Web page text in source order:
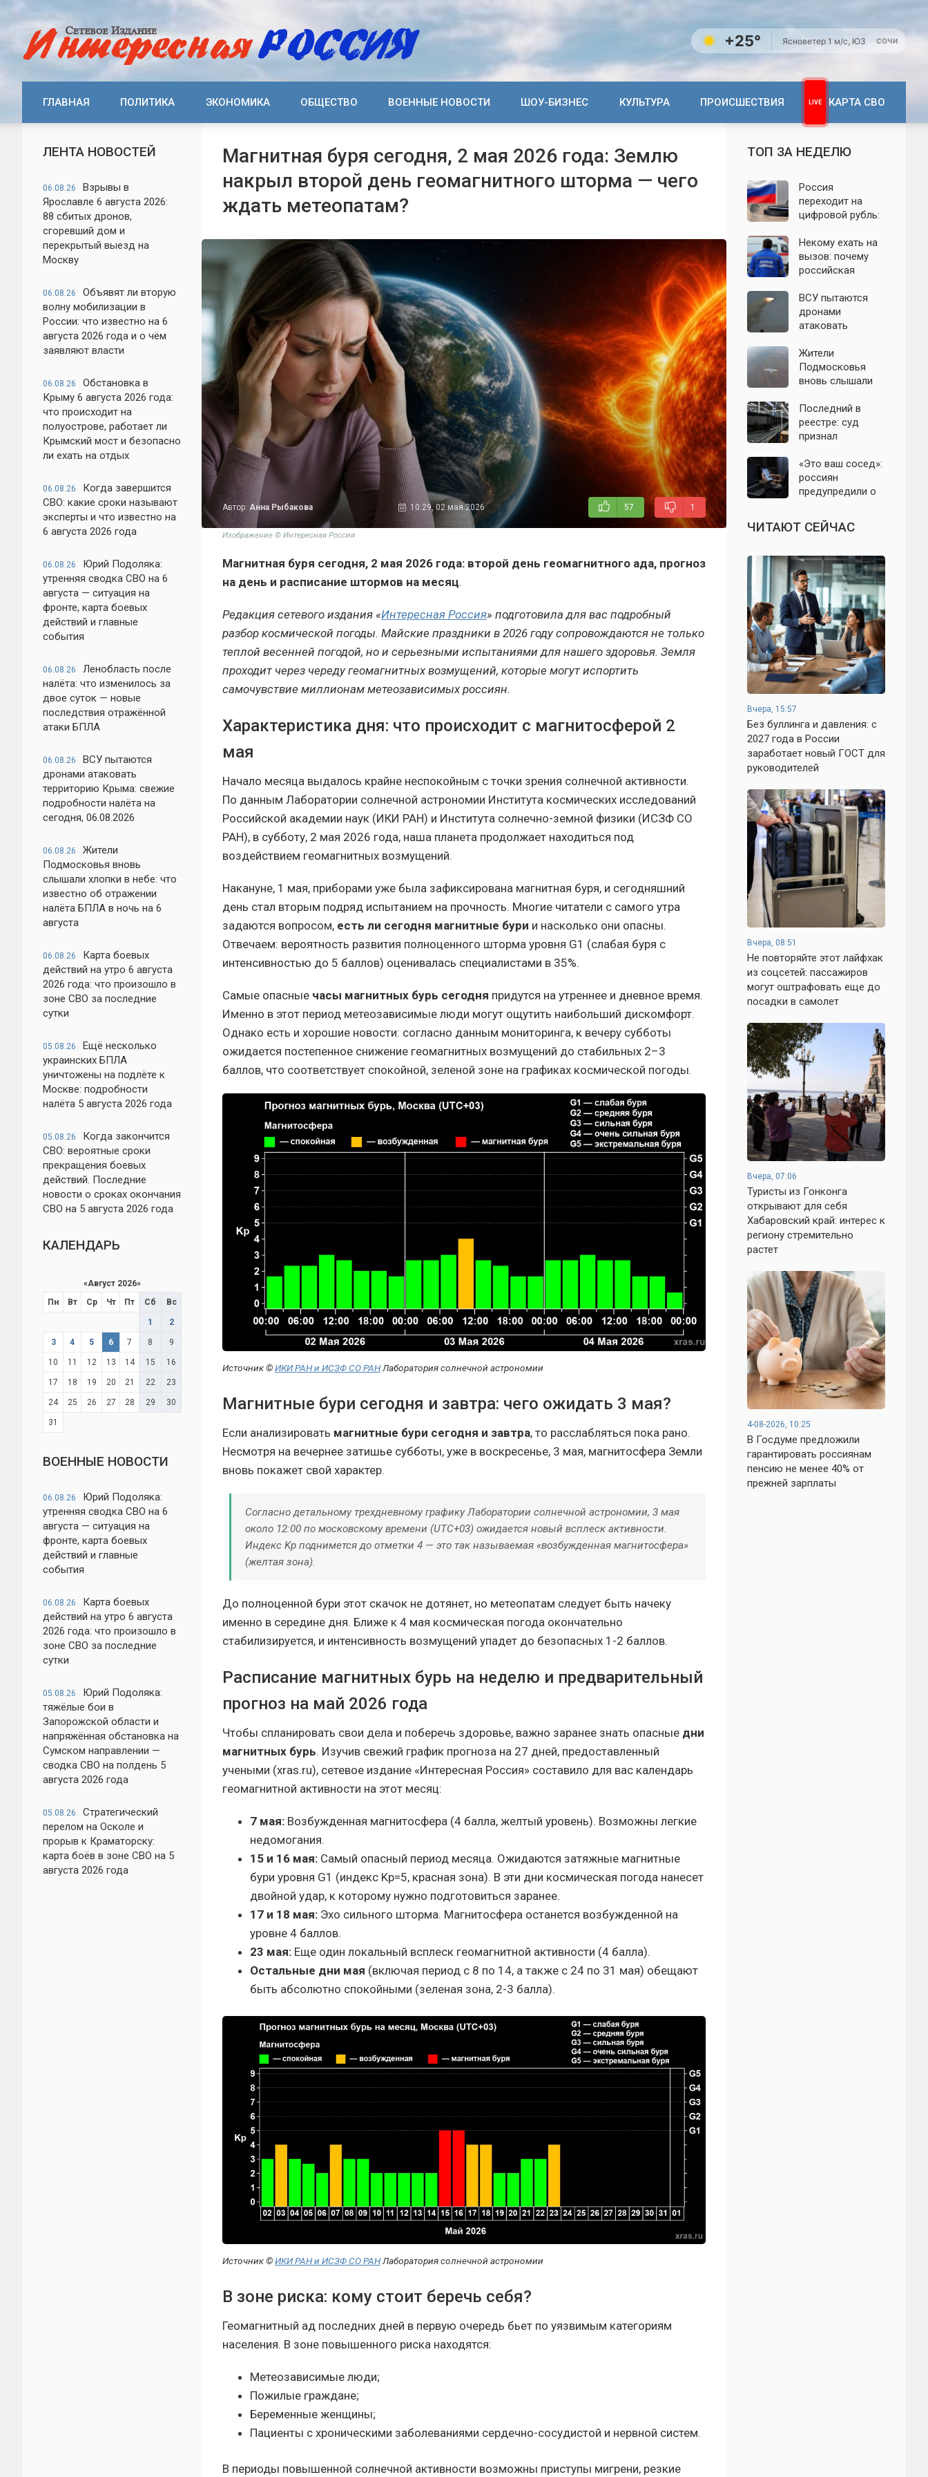
+25° Ясноветер 1 м/с, ЮЗ СОЧИ
ГЛАВНАЯ ПОЛИТИКА ЭКОНОМИКА ОБЩЕСТВО ВОЕННЫЕ НОВОСТИ ШОУ-БИЗНЕС КУЛЬТУРА ПРОИСШЕСТВИЯ КАРТА СВО
ЛЕНТА НОВОСТЕЙ
06.08.26
Взрывы в
Ярославле 6 августа 2026:
88 сбитых дронов,
сгоревший дом и
перекрытый выезд на
Москву
06.08.26
Объявят ли вторую
волну мобилизации в
России: что известно на 6
августа 2026 года и о чём
заявляют власти
06.08.26
Обстановка в
Крыму 6 августа 2026 года:
что происходит на
полуострове, работает ли
Крымский мост и безопасно
ли ехать на отдых
06.08.26
Когда завершится
СВО: какие сроки называют
эксперты и что известно на
6 августа 2026 года
06.08.26
Юрий Подоляка:
утренняя сводка СВО на 6
августа — ситуация на
фронте, карта боевых
действий и главные
события
06.08.26
Ленобласть после
налёта: что изменилось за
двое суток — новые
последствия отражённой
атаки БПЛА
06.08.26
ВСУ пытаются
дронами атаковать
территорию Крыма: свежие
подробности налёта на
сегодня, 06.08.2026
06.08.26
Жители
Подмосковья вновь
слышали хлопки в небе: что
известно об отражении
налёта БПЛА в ночь на 6
августа
06.08.26
Карта боевых
действий на утро 6 августа
2026 года: что произошло в
зоне СВО за последние
сутки
05.08.26
Ещё несколько
украинских БПЛА
уничтожены на подлёте к
Москве: подробности
налёта 5 августа 2026 года
05.08.26
Когда закончится
СВО: вероятные сроки
прекращения боевых
действий. Последние
новости о сроках окончания
СВО на 5 августа 2026 года
КАЛЕНДАРЬ
«Август 2026»
Пн
Вт Ср Чт Пт Сб Вс
1 2
3 4 5 6 7 8 9
10 11 12 13 14 15 16
17 18 19 20 21 22 23
24 25 26 27 28 29 30
31
ВОЕННЫЕ НОВОСТИ
06.08.26
Юрий Подоляка:
утренняя сводка СВО на 6
августа — ситуация на
фронте, карта боевых
действий и главные
события
06.08.26
Карта боевых
действий на утро 6 августа
2026 года: что произошло в
зоне СВО за последние
сутки
05.08.26
Юрий Подоляка:
тяжёлые бои в
Запорожской области и
напряжённая обстановка на
Сумском направлении —
сводка СВО на полдень 5
августа 2026 года
05.08.26
Стратегический
перелом на Осколе и
прорыв к Краматорску:
карта боёв в зоне СВО на 5
августа 2026 года
Магнитная буря сегодня, 2 мая 2026 года: Землю
накрыл второй день геомагнитного шторма — чего
ждать метеопатам?
Автор:Анна Рыбакова 10:29, 02 мая 2026 57 1
Изображение © Интересная Россия
Магнитная буря сегодня, 2 мая 2026 года: второй день геомагнитного ада, прогноз
на день и расписание штормов на месяц.
Редакция сетевого издания «Интересная Россия» подготовила для вас подробный
разбор космической погоды. Майские праздники в 2026 году сопровождаются не только
теплой весенней погодой, но и серьезными испытаниями для нашего здоровья. Земля
проходит через череду геомагнитных возмущений, которые могут испортить
самочувствие миллионам метеозависимых россиян.
Характеристика дня: что происходит с магнитосферой 2
мая
Начало месяца выдалось крайне неспокойным с точки зрения солнечной активности.
По данным Лаборатории солнечной астрономии Института космических исследований
Российской академии наук (ИКИ РАН) и Института солнечно-земной физики (ИСЗФ СО
РАН), в субботу, 2 мая 2026 года, наша планета продолжает находиться под
воздействием геомагнитных возмущений.
Накануне, 1 мая, приборами уже была зафиксирована магнитная буря, и сегодняшний
день стал вторым подряд испытанием на прочность. Многие читатели с самого утра
задаются вопросом, есть ли сегодня магнитные бури и насколько они опасны.
Отвечаем: вероятность развития полноценного шторма уровня G1 (слабая буря с
интенсивностью до 5 баллов) оценивалась специалистами в 35%.
Самые опасные часы магнитных бурь сегодня придутся на утреннее и дневное время.
Именно в этот период метеозависимые люди могут ощутить наибольший дискомфорт.
Однако есть и хорошие новости: согласно данным мониторинга, к вечеру субботы
ожидается постепенное снижение геомагнитных возмущений до стабильных 2–3
баллов, что соответствует спокойной, зеленой зоне на графиках космической погоды.
Источник ©ИКИ РАН и ИСЗФ СО РАНЛаборатория солнечной астрономии
Магнитные бури сегодня и завтра: чего ожидать 3 мая?
Если анализировать магнитные бури сегодня и завтра, то расслабляться пока рано.
Несмотря на вечернее затишье субботы, уже в воскресенье, 3 мая, магнитосфера Земли
вновь покажет свой характер.
Согласно детальному трехдневному графику Лаборатории солнечной астрономии, 3 мая
около 12:00 по московскому времени (UTC+03) ожидается новый всплеск активности.
Индекс Kp поднимется до отметки 4 — это так называемая «возбужденная магнитосфера»
(желтая зона).
До полноценной бури этот скачок не дотянет, но метеопатам следует быть начеку
именно в середине дня. Ближе к 4 мая космическая погода окончательно
стабилизируется, и интенсивность возмущений упадет до безопасных 1-2 баллов.
Расписание магнитных бурь на неделю и предварительный
прогноз на май 2026 года
Чтобы спланировать свои дела и поберечь здоровье, важно заранее знать опасные дни
магнитных бурь. Изучив свежий график прогноза на 27 дней, предоставленный
учеными (xras.ru), сетевое издание «Интересная Россия» составило для вас календарь
геомагнитной активности на этот месяц:
7 мая: Возбужденная магнитосфера (4 балла, желтый уровень). Возможны легкие
недомогания.
15 и 16 мая: Самый опасный период месяца. Ожидаются затяжные магнитные
бури уровня G1 (индекс Kp=5, красная зона). В эти дни космическая погода нанесет
двойной удар, к которому нужно подготовиться заранее.
17 и 18 мая: Эхо сильного шторма. Магнитосфера останется возбужденной на
уровне 4 баллов.
23 мая: Еще один локальный всплеск геомагнитной активности (4 балла).
Остальные дни мая (включая период с 8 по 14, а также с 24 по 31 мая) обещают
быть абсолютно спокойными (зеленая зона, 2-3 балла).
Источник ©ИКИ РАН и ИСЗФ СО РАНЛаборатория солнечной астрономии
В зоне риска: кому стоит беречь себя?
Геомагнитный ад последних дней в первую очередь бьет по уязвимым категориям
населения. В зоне повышенного риска находятся:
Метеозависимые люди;
Пожилые граждане;
Беременные женщины;
Пациенты с хроническими заболеваниями сердечно-сосудистой и нервной систем.
В периоды повышенной солнечной активности возможны приступы мигрени, резкие
ТОП ЗА НЕДЕЛЮ
Россия
переходит на
цифровой рубль:
систему сравнили
с моделью СССР
Некому ехать на
вызов: почему
российская
бригады и врачей
ВСУ пытаются
дронами
атаковать
Крыма: свежие
подробности
налёта на
06.08.2026
Жители
Подмосковья
вновь слышали
что известно об
отражении
налёта БПЛА в
Последний в
реестре: суд
признал
единственного
российского
производителя
«Это ваш сосед»:
россиян
предупредили о
мошенников с
опасными
ЧИТАЮТ СЕЙЧАС
Вчера, 15:57
Без буллинга и давления: с
2027 года в России
заработает новый ГОСТ для
руководителей
Вчера, 08:51
Не повторяйте этот лайфхак
из соцсетей: пассажиров
могут оштрафовать еще до
посадки в самолет
Вчера, 07:06
Туристы из Гонконга
открывают для себя
Хабаровский край: интерес к
региону стремительно
растет
4-08-2026, 10:25
В Госдуме предложили
гарантировать россиянам
пенсию не менее 40% от
прежней зарплаты